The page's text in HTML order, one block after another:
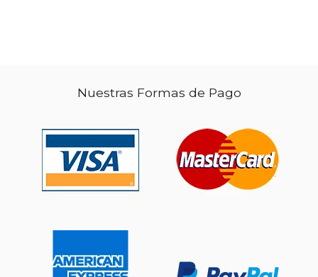
12% $ 17.97
$ 15.86
50%
dcto.
Nuestras Formas de Pago